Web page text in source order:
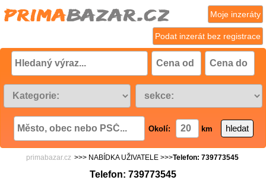
Podat inzerát bez registrace
Moje inzeráty
Okolí: km
primabazar.cz >>> NABÍDKA UŽIVATELE >>>Telefon: 739773545
Telefon: 739773545